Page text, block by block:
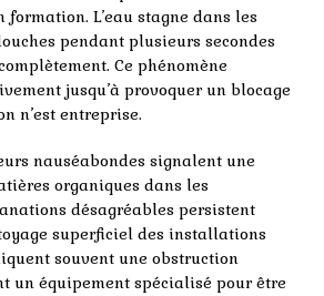
formation. L’eau stagne dans les
pendant plusieurs secondes
Ce phénomène
jusqu’à provoquer un blocage
n’est entreprise.
nauséabondes signalent une
organiques dans les
désagréables persistent
superficiel des installations
souvent une obstruction
un équipement spécialisé pour être